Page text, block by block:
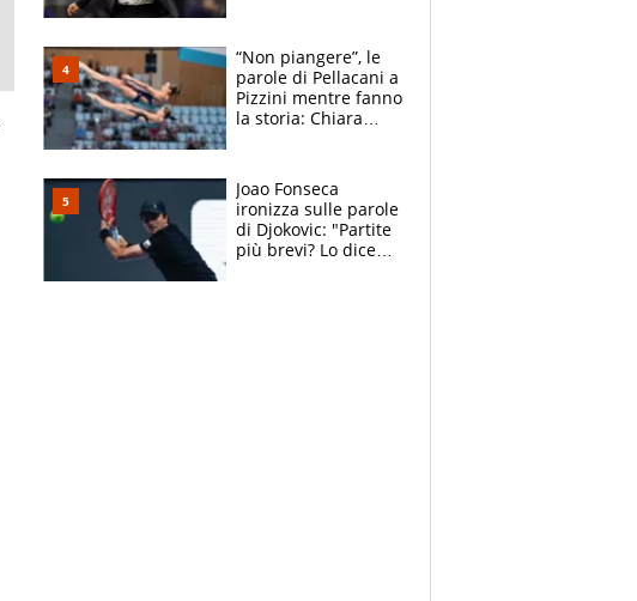
Soulè e Osorio nel
mirino
“Non piangere”, le
parole di Pellacani a
Pizzini mentre fanno
la storia: Chiara
Joao Fonseca
ironizza sulle parole
di Djokovic: "Partite
più brevi? Lo dice